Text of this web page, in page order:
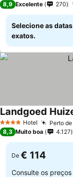
8,9 Excelente 270
Selecione as
exatos.
4 EstrelasHotel Perto
Landgoed
8,3 Muito boa 4.127
De € 114
Consulte os